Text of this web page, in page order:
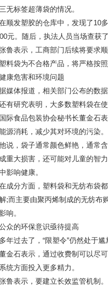
无标签超薄袋的情况。
发塑胶的仓库中，发现了10多
元。随后，执法人员当场查获
表示，工商部门后续将要求顺
料袋为不合格产品，将严格按
危害和环境问题
体报道，相关部门公布的数据
有研究表明，大多数塑料袋在
食品包装协会秘书长董金石表
源消耗，减少其对环境的污染。
，袋子通常颜色鲜艳，通常含
重大损害，还可能对儿童的智
影响健康。
分方面，塑料袋和无纺布袋都
;而主要由聚丙烯制成的无纺布
响。
的环保意识亟待提高
过去了，“限塑令”仍然处于尴
石表示，通过收费制可以尽可
统方面投入更多精力。
表示，要建立长效监管机制。